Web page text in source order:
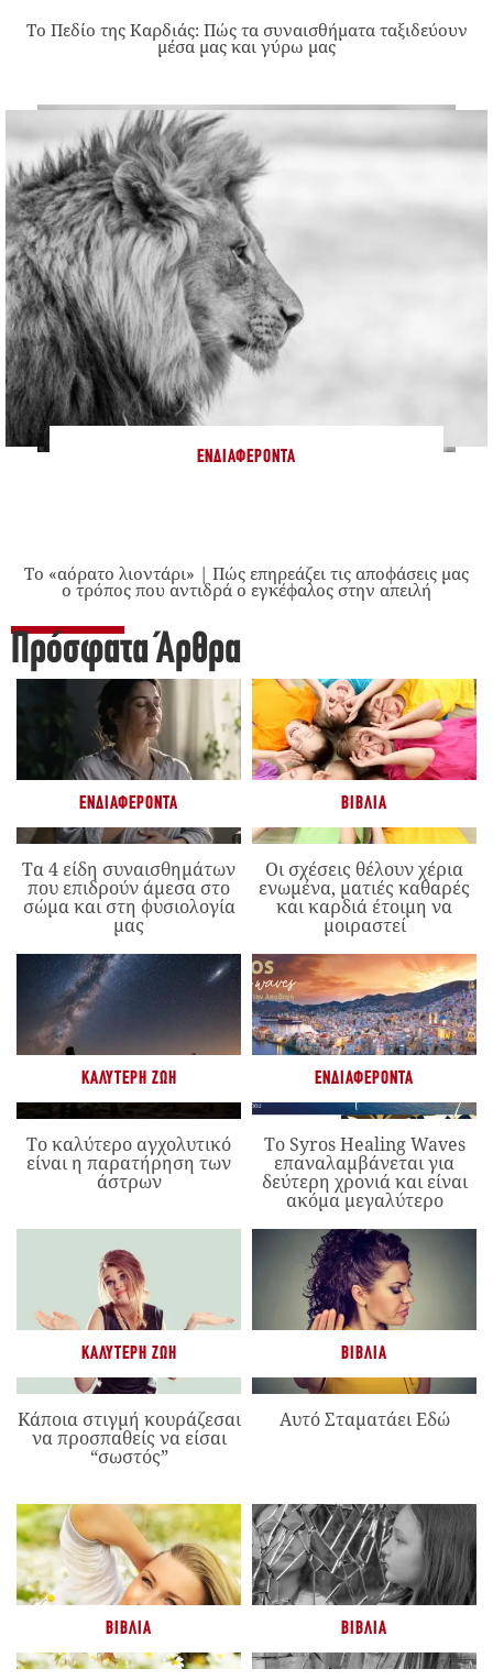
Το Πεδίο της Καρδιάς: Πώς τα συναισθήματα ταξιδεύουν
μέσα μας και γύρω μας
ΕΝΔΙΑΦΈΡΟΝΤΑ
Το «αόρατο λιοντάρι» | Πώς επηρεάζει τις αποφάσεις μας
ο τρόπος που αντιδρά ο εγκέφαλος στην απειλή
Πρόσφατα Άρθρα
ΕΝΔΙΑΦΈΡΟΝΤΑ
Τα 4 είδη συναισθημάτων
που επιδρούν άμεσα στο
σώμα και στη φυσιολογία
μας
ΒΙΒΛΊΑ
Οι σχέσεις θέλουν χέρια
ενωμένα, ματιές καθαρές
και καρδιά έτοιμη να
μοιραστεί
ΚΑΛΎΤΕΡΗ ΖΩΉ
Το καλύτερο αγχολυτικό
είναι η παρατήρηση των
άστρων
ΕΝΔΙΑΦΈΡΟΝΤΑ
Το Syros Healing Waves
επαναλαμβάνεται για
δεύτερη χρονιά και είναι
ακόμα μεγαλύτερο
ΚΑΛΎΤΕΡΗ ΖΩΉ
Κάποια στιγμή κουράζεσαι
να προσπαθείς να είσαι
“σωστός”
ΒΙΒΛΊΑ
Αυτό Σταματάει Εδώ
ΒΙΒΛΊΑ ΒΙΒΛΊΑ